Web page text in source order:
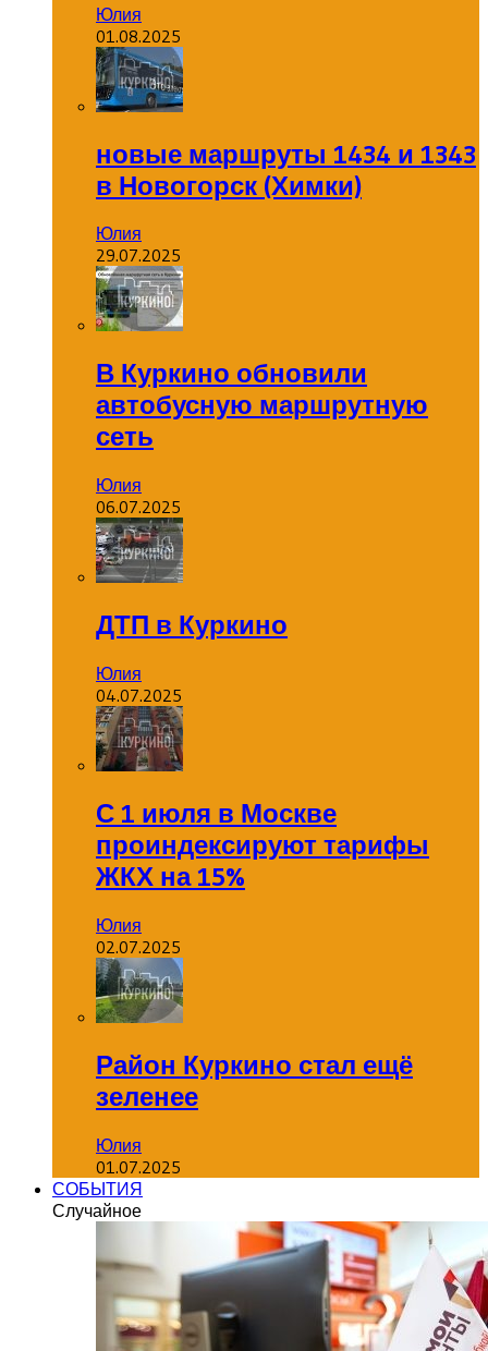
Юлия
01.08.2025
новые маршруты 1434 и 1343
в Новогорск (Химки)
Юлия
29.07.2025
В Куркино обновили
автобусную маршрутную
сеть
Юлия
06.07.2025
ДТП в Куркино
Юлия
04.07.2025
С 1 июля в Москве
проиндексируют тарифы
ЖКХ на 15%
Юлия
02.07.2025
Район Куркино стал ещё
зеленее
Юлия
01.07.2025
СОБЫТИЯ
Случайное